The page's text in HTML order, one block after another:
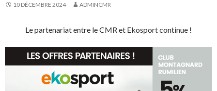
10 DÉCEMBRE 2024 ADMINCMR
Le partenariat entre le CMR et Ekosport continue !